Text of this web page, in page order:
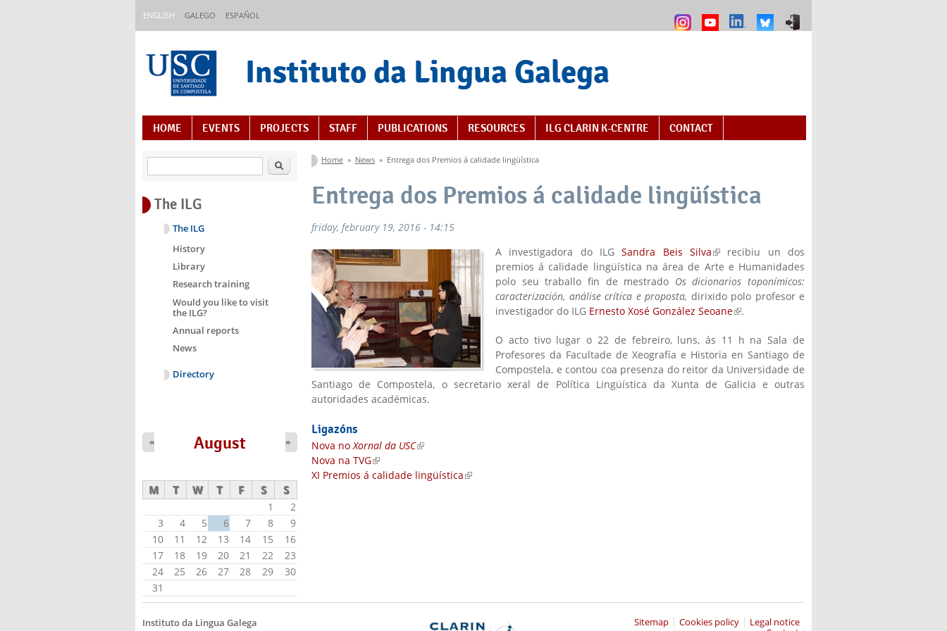
ENGLISH GALEGO ESPAÑOL
Instituto da Lingua Galega
Content Index
HOME EVENTS PROJECTS STAFF PUBLICATIONS RESOURCES ILG CLARIN K-CENTRE CONTACT
You are here
Home » News » Entrega dos Premios á calidade lingüística
Entrega dos Premios á calidade lingüística
friday, february 19, 2016 - 14:15
A investigadora do ILGSandra Beis Silva(link is external)
recibiu un dos
premios á calidade lingüística na área de Arte e Humanidades
polo seu traballo fin de mestrado Os dicionarios toponímicos:
caracterización, análise crítica e proposta, dirixido polo profesor e
investigador do ILG Ernesto Xosé González Seoane(link is external)
.
O acto tivo lugar o 22 de febreiro, luns, ás 11 h na Sala de
Profesores da Facultade de Xeografía e Historia en Santiago de
Compostela, e contou coa presenza do reitor da Universidade de
Santiago de Compostela, o secretario xeral de Política Lingüística da Xunta de Galicia e outras
autoridades académicas.
Ligazóns
Nova no Xornal da USC(link is external)
Nova na TVG(link is external)
XI Premios á calidade lingüística(link is external)
Search
The ILG
The ILG
History
Library
Research training
Would you like to visit
the ILG?
Annual reports
News
Directory
August
« »
M T W T F S S
1
2
3
4 5 6 7 8
9
10
11 12 13 14 15
16
17
18 19 20 21 22
23
24
25 26 27 28 29
30
31
Instituto da Lingua Galega
Legal notice
Cookies policy
Sitemap